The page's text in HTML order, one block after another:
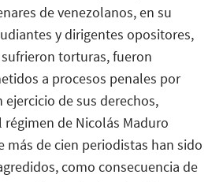
de venezolanos, en su
y dirigentes opositores,
torturas, fueron
a procesos penales por
ejercicio de sus derechos,
de Nicolás Maduro
más de cien periodistas han sido
como consecuencia de